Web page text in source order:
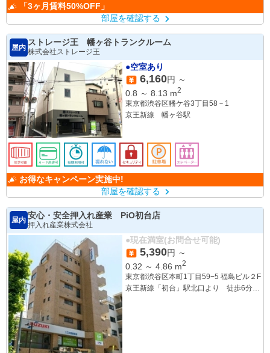
「3ヶ月賃料50%OFF」
部屋を確認する
屋内
ストレージ王 幡ヶ谷トランクルーム
株式会社ストレージ王
●空室あり
6,160円 ～
0.8 ～ 8.13 m2
東京都渋谷区幡ケ谷3丁目58－1
京王新線 幡ヶ谷駅
お得なキャンペーン実施中!
部屋を確認する
屋内
安心・安全押入れ産業 PiO初台店
押入れ産業株式会社
●現在満室(お問合せ可能)
5,390円 ～
0.32 ～ 4.86 m2
東京都渋谷区本町1丁目59−5 福島ビル２F
京王新線「初台」駅北口より 徒歩6分